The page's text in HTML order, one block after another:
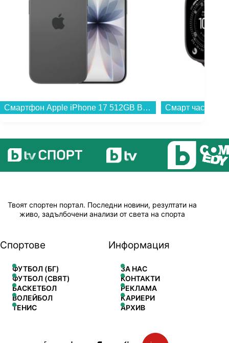
Смартфон Apple iPhone 17 512GB Black mg6p4 , 512 GB, 8 GB...
Твоят спортен портал. Последни новини, резултати на
живо, задълбочени анализи от света на спорта
Спортове
ФУТБОЛ (БГ)
ФУТБОЛ (СВЯТ)
БАСКЕТБОЛ
ВОЛЕЙБОЛ
ТЕНИС
Информация
ЗА НАС
КОНТАКТИ
РЕКЛАМА
КАРИЕРИ
АРХИВ